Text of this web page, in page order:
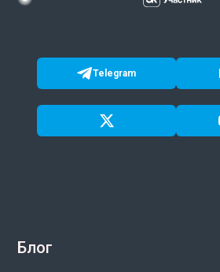
Блог
Telegram